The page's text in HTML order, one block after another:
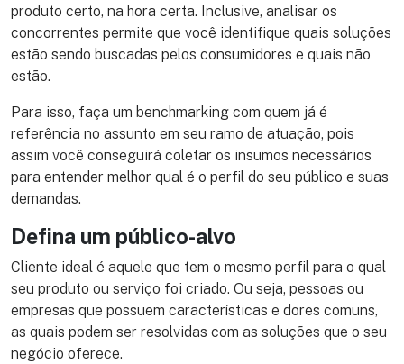
produto certo, na hora certa. Inclusive, analisar os
concorrentes permite que você identifique quais soluções
estão sendo buscadas pelos consumidores e quais não
estão.
Para isso, faça um benchmarking com quem já é
referência no assunto em seu ramo de atuação, pois
assim você conseguirá coletar os insumos necessários
para entender melhor qual é o perfil do seu público e suas
demandas.
Defina um público-alvo
Cliente ideal é aquele que tem o mesmo perfil para o qual
seu produto ou serviço foi criado. Ou seja, pessoas ou
empresas que possuem características e dores comuns,
as quais podem ser resolvidas com as soluções que o seu
negócio oferece.